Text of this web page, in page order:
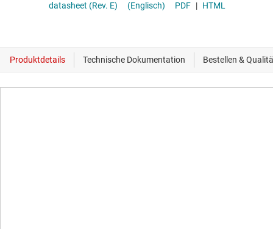
datasheet (Rev. E)
(Englisch) PDF | HTML